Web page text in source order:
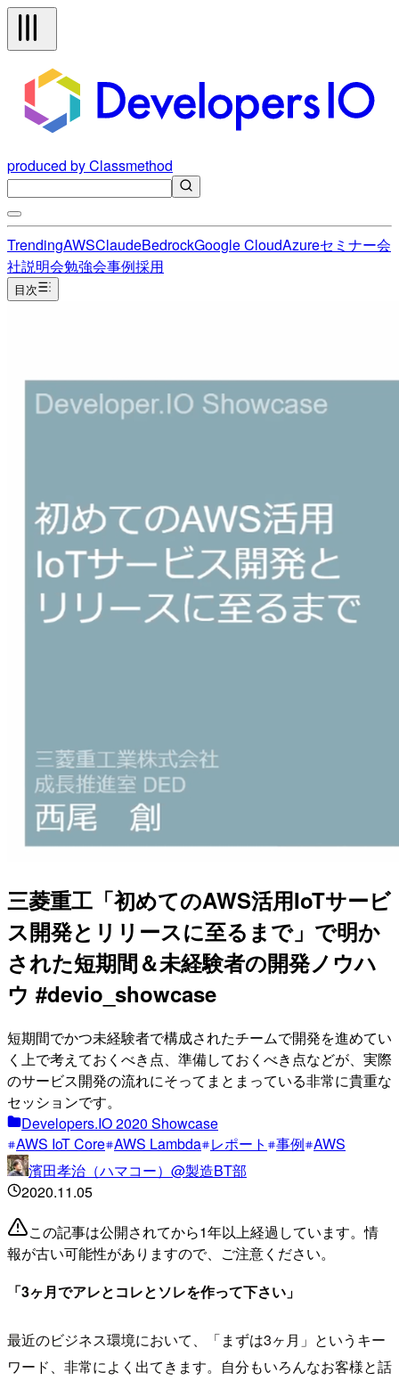
produced by Classmethod
TrendingAWSClaudeBedrockGoogle CloudAzureセミナー会
社説明会勉強会事例採用
目次
三菱重工「初めてのAWS活用IoTサービ
ス開発とリリースに至るまで」で明か
された短期間＆未経験者の開発ノウハ
ウ #devio_showcase
短期間でかつ未経験者で構成されたチームで開発を進めてい
く上で考えておくべき点、準備しておくべき点などが、実際
のサービス開発の流れにそってまとまっている非常に貴重な
セッションです。
Developers.IO 2020 Showcase
AWS IoT Core AWS Lambda レポート 事例 AWS
濱田孝治（ハマコー）@製造BT部
2020.11.05
この記事は公開されてから1年以上経過しています。情
報が古い可能性がありますので、ご注意ください。
「3ヶ月でアレとコレとソレを作って下さい」
最近のビジネス環境において、「まずは3ヶ月」というキー
ワード、非常によく出てきます。自分もいろんなお客様と話